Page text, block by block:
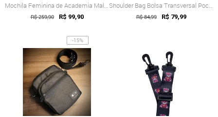
Mochila Feminina de Academia Mala Viagem...
R$ 259,90 R$ 99,90
Shoulder Bag Bolsa Transversal Pochete A...
R$ 84,99 R$ 79,99
-15%